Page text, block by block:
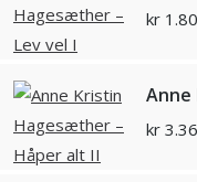
kr
kr